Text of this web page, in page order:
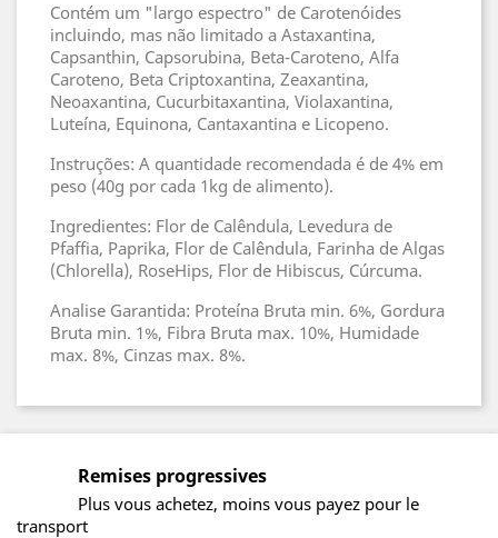
Contém um "largo espectro" de Carotenóides
incluindo, mas não limitado a Astaxantina,
Capsanthin, Capsorubina, Beta-Caroteno, Alfa
Caroteno, Beta Criptoxantina, Zeaxantina,
Neoaxantina, Cucurbitaxantina, Violaxantina,
Luteína, Equinona, Cantaxantina e Licopeno.
Instruções: A quantidade recomendada é de 4% em
peso (40g por cada 1kg de alimento).
Ingredientes: Flor de Calêndula, Levedura de
Pfaffia, Paprika, Flor de Calêndula, Farinha de Algas
(Chlorella), RoseHips, Flor de Hibiscus, Cúrcuma.
Analise Garantida: Proteína Bruta min. 6%, Gordura
Bruta min. 1%, Fibra Bruta max. 10%, Humidade
max. 8%, Cinzas max. 8%.
Remises progressives
Plus vous achetez, moins vous payez pour le
transport